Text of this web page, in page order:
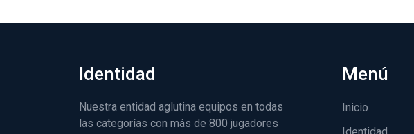
Identidad
Nuestra entidad aglutina equipos en todas
las categorías con más de 800 jugadores
Menú
Inicio